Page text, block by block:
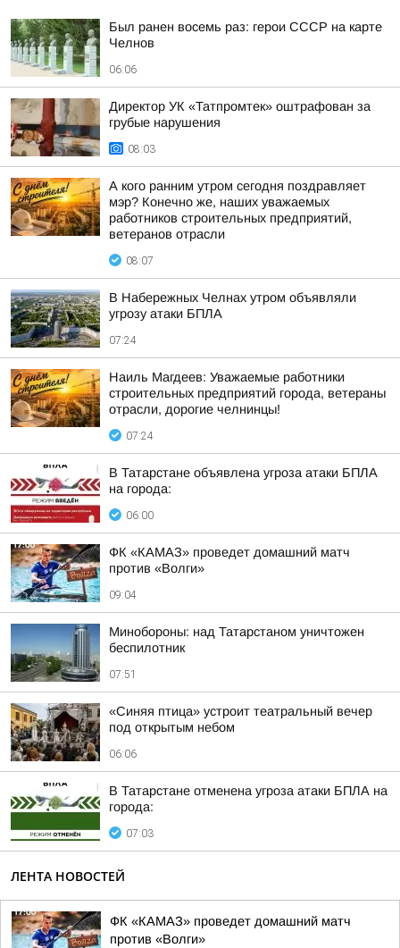
Был ранен восемь раз: герои СССР на карте
Челнов
06:06
Директор УК «Татпромтек» оштрафован за
грубые нарушения
08:03
А кого ранним утром сегодня поздравляет
мэр? Конечно же, наших уважаемых
работников строительных предприятий,
ветеранов отрасли
08:07
В Набережных Челнах утром объявляли
угрозу атаки БПЛА
07:24
Наиль Магдеев: Уважаемые работники
строительных предприятий города, ветераны
отрасли, дорогие челнинцы!
07:24
В Татарстане объявлена угроза атаки БПЛА
на города:
06:00
ФК «КАМАЗ» проведет домашний матч
против «Волги»
09:04
Минобороны: над Татарстаном уничтожен
беспилотник
07:51
«Синяя птица» устроит театральный вечер
под открытым небом
06:06
В Татарстане отменена угроза атаки БПЛА на
города:
07:03
ЛЕНТА НОВОСТЕЙ
ФК «КАМАЗ» проведет домашний матч
против «Волги»